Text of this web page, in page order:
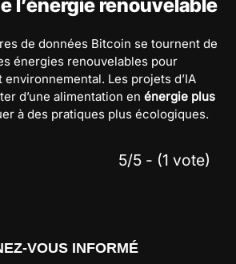
l’énergie renouvelable
de données Bitcoin se tournent de
énergies renouvelables pour
Les projets d’IA
d’une alimentation en énergie plus
à des pratiques plus écologiques.
5/5 - (1 vote)
VOUS INFORMÉ